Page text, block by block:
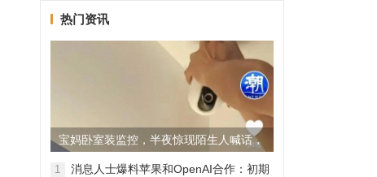
热门资讯
宝妈卧室装监控，半夜惊现陌生人喊话，
警方已介入调查
1
消息人士爆料苹果和OpenAI合作：初期